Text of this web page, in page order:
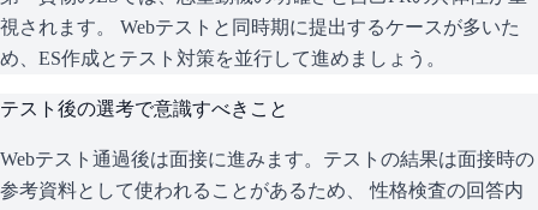
視されます。 Webテストと同時期に提出するケースが多いた
め、ES作成とテスト対策を並行して進めましょう。
テスト後の選考で意識すべきこと
Webテスト通過後は面接に進みます。テストの結果は面接時の
参考資料として使われることがあるため、 性格検査の回答内